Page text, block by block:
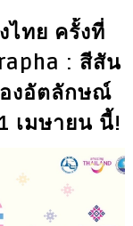
ไทย ครั้งที่
: สีสัน
งอัตลักษณ์
เมษายน นี้!